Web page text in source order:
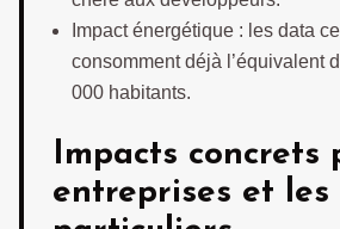
Impact énergétique : les data
consomment déjà l’équivalent
000 habitants.
Impacts concrets
entreprises et les